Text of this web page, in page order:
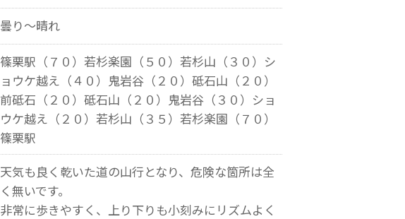
曇り～晴れ
篠栗駅（７０）若杉楽園（５０）若杉山（３０）シ
ョウケ越え（４０）鬼岩谷（２０）砥石山（２０）
前砥石（２０）砥石山（２０）鬼岩谷（３０）ショ
ウケ越え（２０）若杉山（３５）若杉楽園（７０）
篠栗駅
天気も良く乾いた道の山行となり、危険な箇所は全
く無いです。
非常に歩きやすく、上り下りも小刻みにリズムよく